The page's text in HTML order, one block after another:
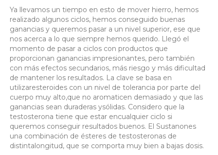
Ya llevamos un tiempo en esto de mover hierro, hemos
realizado algunos ciclos, hemos conseguido buenas
ganancias y queremos pasar a un nivel superior, ese que
nos acerca a lo que siempre hemos querido. Llegó el
momento de pasar a ciclos con productos que
proporcionan ganancias impresionantes, pero también
con más efectos secundarios, más riesgo y más dificultad
de mantener los resultados. La clave se basa en
utilizaresteroides con un nivel de tolerancia por parte del
cuerpo muy alto,que no aromaticen demasiado y que las
ganancias sean duraderas ysólidas. Considero que la
testosterona tiene que estar encualquier ciclo si
queremos conseguir resultados buenos. El Sustanones
una combinación de ésteres de testosteronas de
distintalongitud, que se comporta muy bien a bajas dosis.